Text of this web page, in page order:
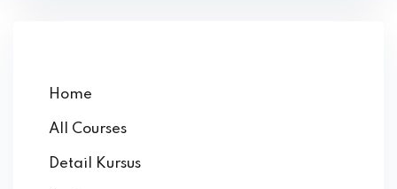
Home
All Courses
Detail Kursus